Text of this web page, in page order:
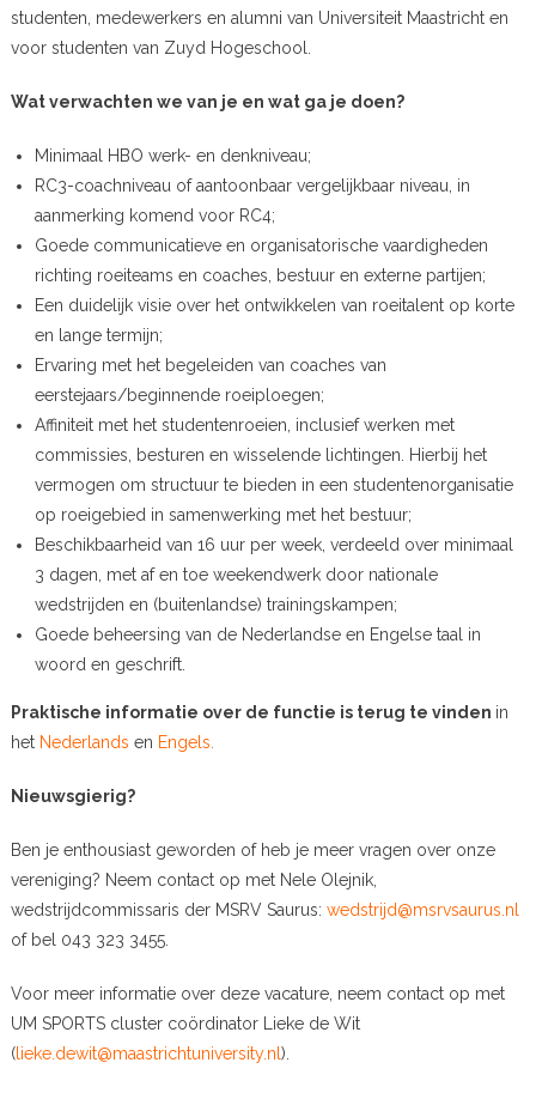
studenten, medewerkers en alumni van Universiteit Maastricht en
voor studenten van Zuyd Hogeschool.
Wat verwachten we van je en wat ga je doen?
Minimaal HBO werk- en denkniveau;
RC3-coachniveau of aantoonbaar vergelijkbaar niveau, in
aanmerking komend voor RC4;
Goede communicatieve en organisatorische vaardigheden
richting roeiteams en coaches, bestuur en externe partijen;
Een duidelijk visie over het ontwikkelen van roeitalent op korte
en lange termijn;
Ervaring met het begeleiden van coaches van
eerstejaars/beginnende roeiploegen;
Affiniteit met het studentenroeien, inclusief werken met
commissies, besturen en wisselende lichtingen. Hierbij het
vermogen om structuur te bieden in een studentenorganisatie
op roeigebied in samenwerking met het bestuur;
Beschikbaarheid van 16 uur per week, verdeeld over minimaal
3 dagen, met af en toe weekendwerk door nationale
wedstrijden en (buitenlandse) trainingskampen;
Goede beheersing van de Nederlandse en Engelse taal in
woord en geschrift.
Praktische informatie over de functie is terug te vinden in
het Nederlands en Engels.
Nieuwsgierig?
Ben je enthousiast geworden of heb je meer vragen over onze
vereniging? Neem contact op met Nele Olejnik,
wedstrijdcommissaris der MSRV Saurus: wedstrijd@msrvsaurus.nl
of bel 043 323 3455.
Voor meer informatie over deze vacature, neem contact op met
UM SPORTS cluster coördinator Lieke de Wit
(lieke.dewit@maastrichtuniversity.nl).